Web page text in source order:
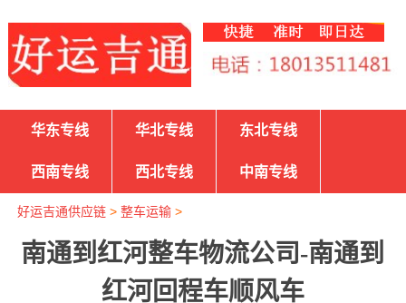
华东专线 华北专线 东北专线
西南专线 西北专线 中南专线
好运吉通供应链> 整车运输>
南通到红河整车物流公司-南通到
红河回程车顺风车